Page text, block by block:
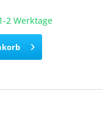
2 Werktage